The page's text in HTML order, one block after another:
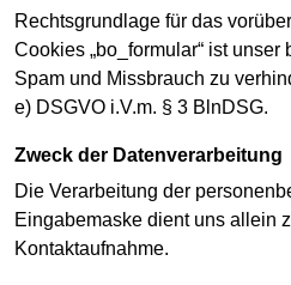
Rechtsgrundlage für das
Cookies „bo_formular“ ist unser
Spam und Missbrauch zu
e) DSGVO i.V.m. § 3 BlnDSG.
Zweck der Datenverarbeitung
Die Verarbeitung der
Eingabemaske dient uns allein
Kontaktaufnahme.